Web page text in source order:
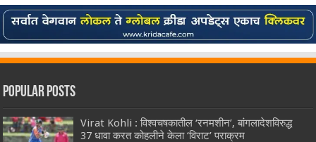
Popular Posts
Virat Kohli : विश्वचषकातील ‘रनमशीन’, बांगलादेशविरुद्ध
37 धावा करत कोहलीने केला ‘विराट’ पराक्रम